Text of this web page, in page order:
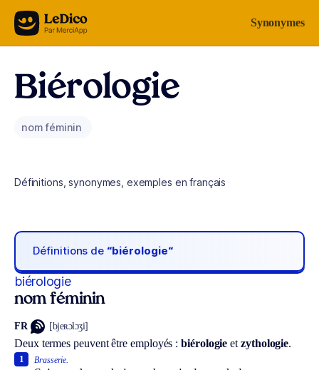
Aller au contenu Synonymes
Biérologie
nom féminin
Définitions, synonymes, exemples en français
Définitions de “biérologie“
biérologie
nom féminin
FR [bjeʀɔlɔʒi]
Deux termes peuvent être employés :biérologie etzythologie.
Brasserie.
1